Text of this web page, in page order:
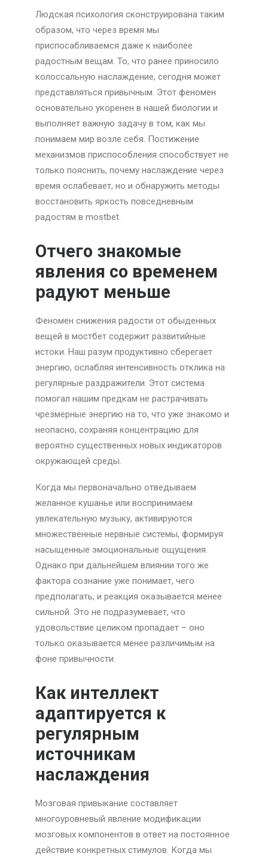
Людская психология сконструирована таким
образом, что через время мы
приспосабливаемся даже к наиболее
радостным вещам. То, что ранее приносило
колоссальную наслаждение, сегодня может
представляться привычным. Этот феномен
основательно укоренен в нашей биологии и
выполняет важную задачу в том, как мы
понимаем мир возле себя. Постижение
механизмов приспособления способствует не
только пояснить, почему наслаждение через
время ослабевает, но и обнаружить методы
восстановить яркость повседневным
радостям в mostbet.
Отчего знакомые
явления со временем
радуют меньше
Феномен снижения радости от обыденных
вещей в мостбет содержит развитийные
истоки. Наш разум продуктивно сберегает
энергию, ослабляя интенсивность отклика на
регулярные раздражители. Этот система
помогал нашим предкам не растрачивать
чрезмерные энергию на то, что уже знакомо и
неопасно, сохраняя концентрацию для
вероятно существенных новых индикаторов
окружающей среды.
Когда мы первоначально отведываем
желанное кушанье или воспринимаем
увлекательную музыку, активируются
множественные нервные системы, формируя
насыщенные эмоциональные ощущения.
Однако при дальнейшем влиянии того же
фактора сознание уже понимает, чего
предполагать, и реакция оказывается менее
сильной. Это не подразумевает, что
удовольствие целиком пропадает – оно
только оказывается менее различимым на
фоне привычности.
Как интеллект
адаптируется к
регулярным
источникам
наслаждения
Мозговая привыкание составляет
многоуровневый явление модификации
мозговых компонентов в ответ на постоянное
действие конкретных стимулов. Когда мы